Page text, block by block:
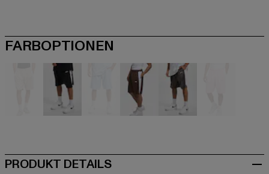
FARBOPTIONEN
PRODUKT DETAILS